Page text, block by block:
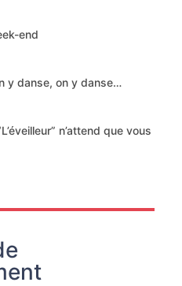
end
y danse, on y danse…
n’attend que vous